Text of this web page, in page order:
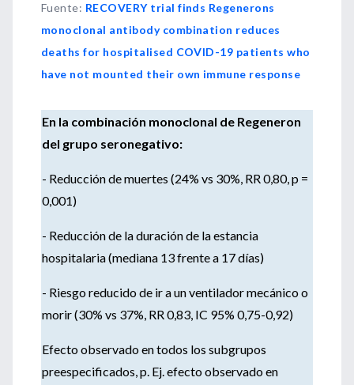
Fuente: RECOVERY trial finds Regenerons
monoclonal antibody combination reduces
deaths for hospitalised COVID-19 patients who
have not mounted their own immune response
En la combinación monoclonal de Regeneron
del grupo seronegativo:
- Reducción de muertes (24% vs 30%, RR 0,80, p =
0,001)
- Reducción de la duración de la estancia
hospitalaria (mediana 13 frente a 17 días)
- Riesgo reducido de ir a un ventilador mecánico o
morir (30% vs 37%, RR 0,83, IC 95% 0,75-0,92)
Efecto observado en todos los subgrupos
preespecificados, p. Ej. efecto observado en